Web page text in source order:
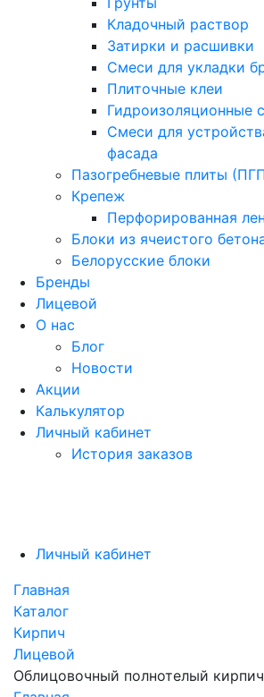
Кладочный раствор
Затирки и расшивки
Смеси для укладки
Плиточные клеи
Гидроизоляционные
Смеси для
фасада
Пазогребневые плиты
Крепеж
Перфорированная
Блоки из ячеистого
Белорусские блоки
Бренды
Лицевой
О нас
Блог
Новости
Акции
Калькулятор
Личный кабинет
История заказов
Личный кабинет
Главная
Каталог
Кирпич
Лицевой
Облицовочный полнотелый кирпич